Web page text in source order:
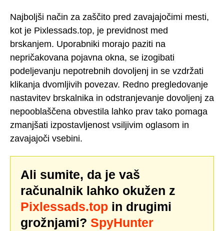
Najboljši način za zaščito pred zavajajočimi mesti,
kot je Pixlessads.top, je previdnost med
brskanjem. Uporabniki morajo paziti na
nepričakovana pojavna okna, se izogibati
podeljevanju nepotrebnih dovoljenj in se vzdržati
klikanja dvomljivih povezav. Redno pregledovanje
nastavitev brskalnika in odstranjevanje dovoljenj za
nepooblaščena obvestila lahko prav tako pomaga
zmanjšati izpostavljenost vsiljivim oglasom in
zavajajoči vsebini.
Ali sumite, da je vaš
računalnik lahko okužen z
Pixlessads.top in drugimi
grožnjami? SpyHunter